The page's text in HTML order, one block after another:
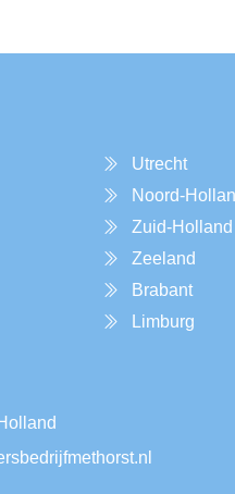
Utrecht
Noord-
Zuid-Holland
Zeeland
Brabant
Limburg